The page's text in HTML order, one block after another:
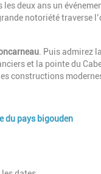
deux ans un
notoriété traverse
. Puis admirez
et la pointe du
constructions
du pays bigouden